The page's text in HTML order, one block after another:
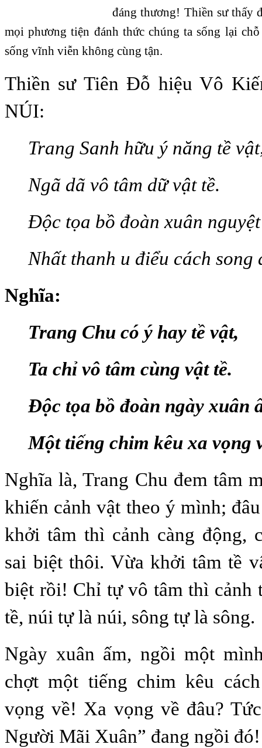
đáng thương! Thiền sư thấy
mọi phương tiện đánh thức chúng ta sống lại
sống vĩnh viễn không cùng tận.
Thiền sư Tiên Đỗ hiệu Vô
NÚI:
Trang Sanh hữu ý năng tề
Ngã dã vô tâm dữ vật tề.
Độc tọa bồ đoàn xuân
Nhất thanh u điểu cách song
Nghĩa:
Trang Chu có ý hay tề vật,
Ta chỉ vô tâm cùng vật tề.
Độc tọa bồ đoàn ngày xuân
Một tiếng chim kêu xa vọng
Nghĩa là, Trang Chu đem tâm
khiến cảnh vật theo ý mình;
khởi tâm thì cảnh càng động,
sai biệt thôi. Vừa khởi tâm tề
biệt rồi! Chỉ tự vô tâm thì cảnh
tề, núi tự là núi, sông tự là sông.
Ngày xuân ấm, ngồi một
chợt một tiếng chim kêu
vọng về! Xa vọng về đâu?
Người Mãi Xuân” đang ngồi đó!